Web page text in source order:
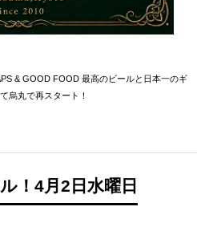
& GOOD FOOD 最高のビールと日本一のギ
烏丸で再スタート！
！4月2日水曜日